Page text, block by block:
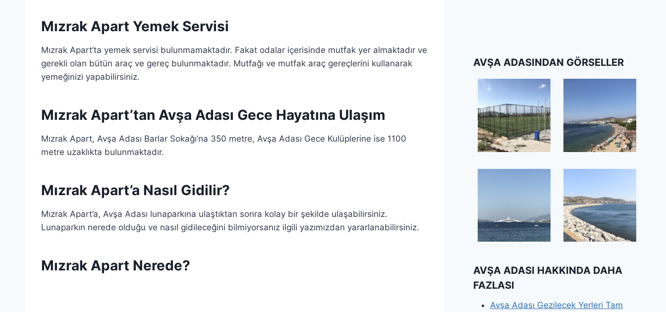
Mızrak Apart Yemek Servisi
Mızrak Apart’ta yemek servisi bulunmamaktadır. Fakat odalar içerisinde mutfak yer almaktadır ve
gerekli olan bütün araç ve gereç bulunmaktadır. Mutfağı ve mutfak araç gereçlerini kullanarak
yemeğinizi yapabilirsiniz.
Mızrak Apart’tan Avşa Adası Gece Hayatına Ulaşım
Mızrak Apart, Avşa Adası Barlar Sokağı’na 350 metre, Avşa Adası Gece Kulüplerine ise 1100
metre uzaklıkta bulunmaktadır.
Mızrak Apart’a Nasıl Gidilir?
Mızrak Apart’a, Avşa Adası lunaparkına ulaştıktan sonra kolay bir şekilde ulaşabilirsiniz.
Lunaparkın nerede olduğu ve nasıl gidileceğini bilmiyorsanız ilgili yazımızdan yararlanabilirsiniz.
Mızrak Apart Nerede?
AVŞA ADASINDAN GÖRSELLER
AVŞA ADASI HAKKINDA DAHA
FAZLASI
Avşa Adası Gezilecek Yerleri Tam